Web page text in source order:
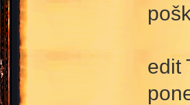
edit